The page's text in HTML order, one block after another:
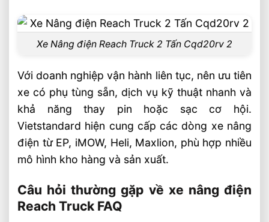
Xe Nâng điện Reach Truck 2 Tấn Cqd20rv 2
Với doanh nghiệp vận hành liên tục, nên ưu tiên
xe có phụ tùng sẵn, dịch vụ kỹ thuật nhanh và
khả năng thay pin hoặc sạc cơ hội.
Vietstandard hiện cung cấp các dòng xe nâng
điện từ EP, iMOW, Heli, Maxlion, phù hợp nhiều
mô hình kho hàng và sản xuất.
Câu hỏi thường gặp về xe nâng điện
Reach Truck FAQ